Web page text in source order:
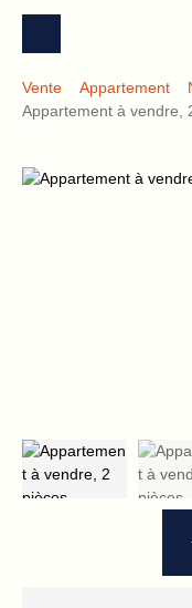
Vente Appartement
Appartement à vendre,